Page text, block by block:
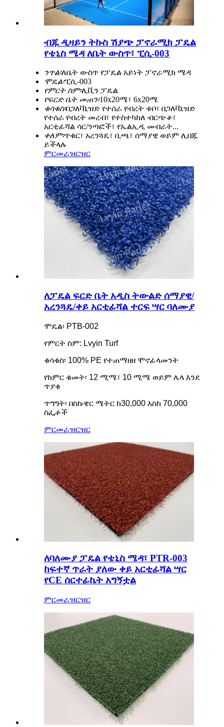
ብጁ ዲዛይን ትኩስ ሽያጭ ፓኖራሚክ ፓዴል
የቴኒስ ሜዳ ለቤት ውስጥ፣ ፒሲ-003
ንጥል፡ለቤት ውስጥ የፓዴል አይነት ፓኖራሚክ ሜዳ
ሞዴል፡ፒሲ-003
የምርት ስም፡ሊቪን ፓዴል
የፍርድ ቤት መጠን፡10x20ሜ፣ 6x20ሜ
ቁሳቁስ፡በጋለቫኒዝድ የተሰራ የብረት ቱቦ፣ በጋለቫኒዝድ
የተሰራ የብረት መረብ፣ የተስተካከለ ብርጭቆ፣
አርቲፊሻል ሳር/ንጣፎች፣ የኤልኢዲ መብራት...
ቀለም፡ጥቁር፣ አረንጓዴ፣ ቢጫ፣ ሰማያዊ ወይም ሊበጁ
ይችላሉ
ምርመራዝርዝር
ለፓዴል ፍርድ ቤት አዲስ ትውልድ ሰማያዊ/
አረንጓዴ/ቀይ አርቲፊሻል ተርፍ ሣር ባለሙያ
ሞዴል፡ PTB-002
የምርት ስም: Lvyin Turf
ቁሳቁስ፡ 100% PE የተጠማዘዘ ሞኖፊላመንት
የክምር ቁመት፡ 12 ሚሜ፣ 10 ሚሜ ወይም ሌላ እንደ
ጥያቄ
ጥግግት፡ በስኩዌር ሜትር ከ30,000 እስከ 70,000
ስፌቶች
ምርመራዝርዝር
ለባለሙያ ፓዴል የቴኒስ ሜዳ፣ PTR-003
ከፍተኛ ጥራት ያለው ቀይ አርቲፊሻል ሣር
የCE ሰርተፊኬት አግኝቷል
ምርመራዝርዝር